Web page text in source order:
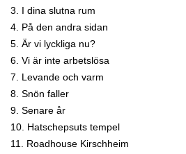
3. I dina slutna rum
4. På den andra sidan
5. Är vi lyckliga nu?
6. Vi är inte arbetslösa
7. Levande och varm
8. Snön faller
9. Senare år
10. Hatschepsuts tempel
11. Roadhouse Kirschheim